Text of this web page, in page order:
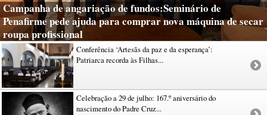
Campanha de angariação de fundos:Seminário de
Penafirme pede ajuda para comprar nova máquina de secar
roupa profissional
Conferência ‘Artesãs da paz e da esperança’:
Patriarca recorda às Filhas...
Celebração a 29 de julho: 167.º aniversário do
nascimento do Padre Cruz...